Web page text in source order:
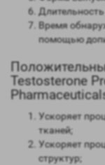
Время
помощью
Testosterone
Ускоряет
тканей;
Ускоряет
структур;